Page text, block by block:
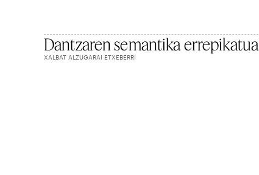
Dantzaren semantika errepikatua
XALBAT ALZUGARAI ETXEBERRI